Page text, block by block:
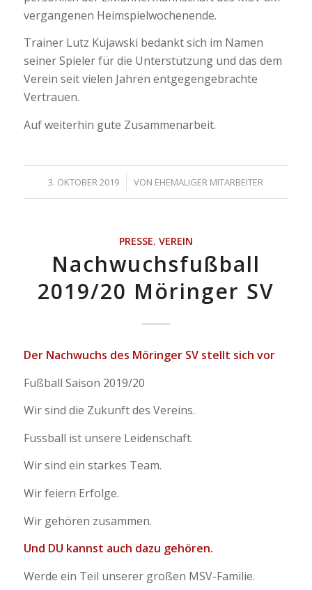
vergangenen Heimspielwochenende.
Trainer Lutz Kujawski bedankt sich im Namen
seiner Spieler für die Unterstützung und das dem
Verein seit vielen Jahren entgegengebrachte
Vertrauen.
Auf weiterhin gute Zusammenarbeit.
3. OKTOBER 2019
/ VON EHEMALIGER MITARBEITER
PRESSE, VEREIN
Nachwuchsfußball
2019/20 Möringer SV
Der Nachwuchs des Möringer SV stellt sich vor
Fußball Saison 2019/20
Wir sind die Zukunft des Vereins.
Fussball ist unsere Leidenschaft.
Wir sind ein starkes Team.
Wir feiern Erfolge.
Wir gehören zusammen.
Und DU kannst auch dazu gehören.
Werde ein Teil unserer großen MSV-Familie.